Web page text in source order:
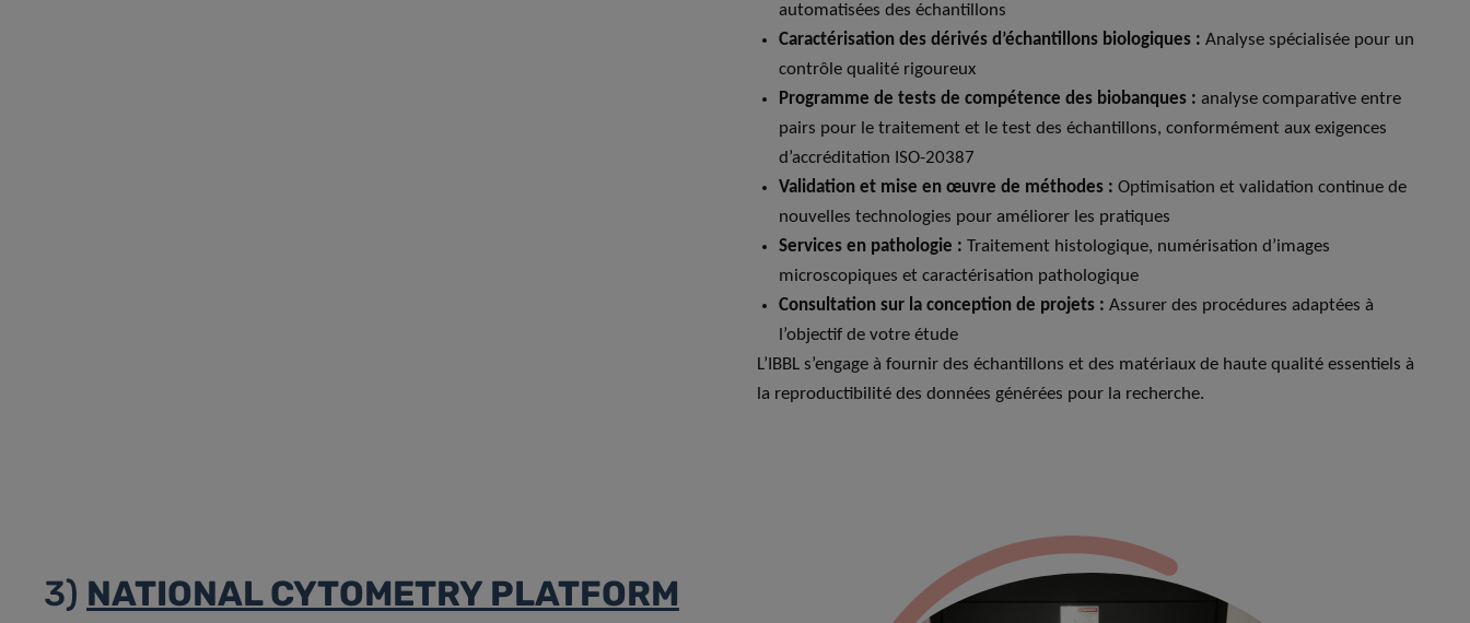
automatisées des échantillons
Caractérisation des dérivés d’échantillons biologiques : Analyse spécialisée pour un
contrôle qualité rigoureux
Programme de tests de compétence des biobanques : analyse comparative entre
pairs pour le traitement et le test des échantillons, conformément aux exigences
d’accréditation ISO-20387
Validation et mise en œuvre de méthodes : Optimisation et validation continue de
nouvelles technologies pour améliorer les pratiques
Services en pathologie : Traitement histologique, numérisation d’images
microscopiques et caractérisation pathologique
Consultation sur la conception de projets : Assurer des procédures adaptées à
l’objectif de votre étude
L’IBBL s’engage à fournir des échantillons et des matériaux de haute qualité essentiels à
la reproductibilité des données générées pour la recherche.
3) NATIONAL CYTOMETRY PLATFORM